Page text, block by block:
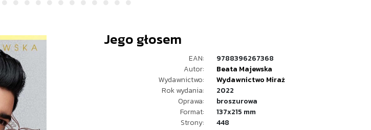
Jego głosem
EAN:
9788396267368
Autor:
Beata Majewska
Wydawnictwo:
Wydawnictwo Miraż
Rok wydania:
2022
Oprawa:
broszurowa
Format:
137x215 mm
Strony:
448